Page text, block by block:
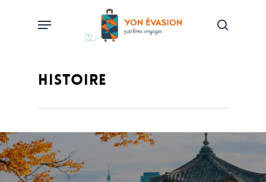
search
Menu
HISTOIRE